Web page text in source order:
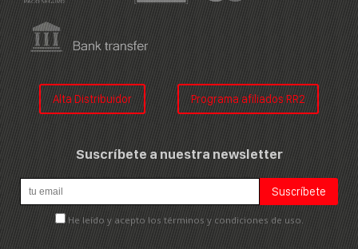
Alta Distribuidor Programa afiliados RR2
Suscríbete a nuestra newsletter
He leído y acepto los términos y condiciones de uso.